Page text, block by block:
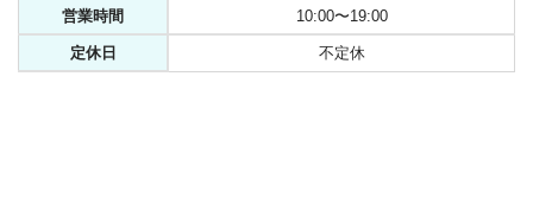
営業時間 10:00〜19:00
定休日 不定休